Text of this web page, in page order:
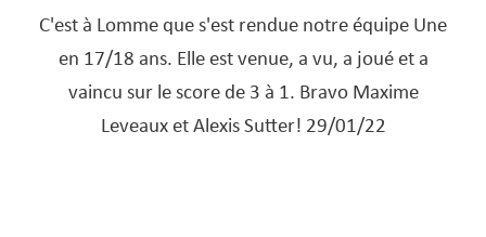
C'est à Lomme que s'est rendue notre équipe Une
en 17/18 ans. Elle est venue, a vu, a joué et a
vaincu sur le score de 3 à 1. Bravo Maxime
Leveaux et Alexis Sutter! 29/01/22